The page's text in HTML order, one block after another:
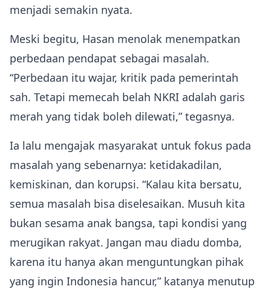
menjadi semakin nyata.
Meski begitu, Hasan menolak menempatkan
perbedaan pendapat sebagai masalah.
“Perbedaan itu wajar, kritik pada pemerintah
sah. Tetapi memecah belah NKRI adalah garis
merah yang tidak boleh dilewati,” tegasnya.
Ia lalu mengajak masyarakat untuk fokus pada
masalah yang sebenarnya: ketidakadilan,
kemiskinan, dan korupsi. “Kalau kita bersatu,
semua masalah bisa diselesaikan. Musuh kita
bukan sesama anak bangsa, tapi kondisi yang
merugikan rakyat. Jangan mau diadu domba,
karena itu hanya akan menguntungkan pihak
yang ingin Indonesia hancur,” katanya menutup